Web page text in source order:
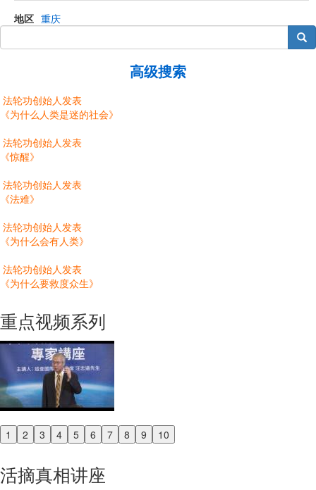
地区 重庆
搜索
高级搜索
法轮功创始人发表
《为什么人类是迷的社会》
法轮功创始人发表
《惊醒》
法轮功创始人发表
《法难》
法轮功创始人发表
《为什么会有人类》
法轮功创始人发表
《为什么要救度众生》
重点视频系列
1 2 3 4 5 6 7 8 9 10
Previous
活摘真相讲座